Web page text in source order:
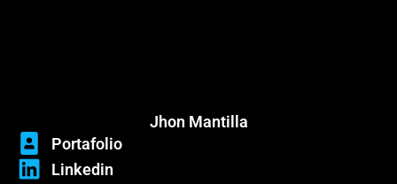
Jhon Mantilla
Portafolio
Linkedin